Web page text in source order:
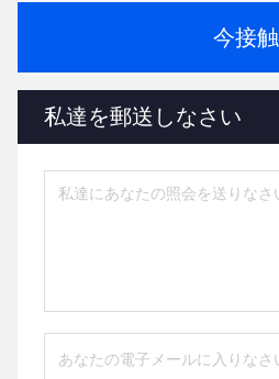
今接触
私達を郵送しなさい